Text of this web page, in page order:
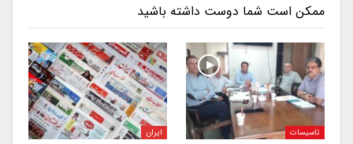
ممکن است شما دوست داشته باشید
تاسیسات ایران